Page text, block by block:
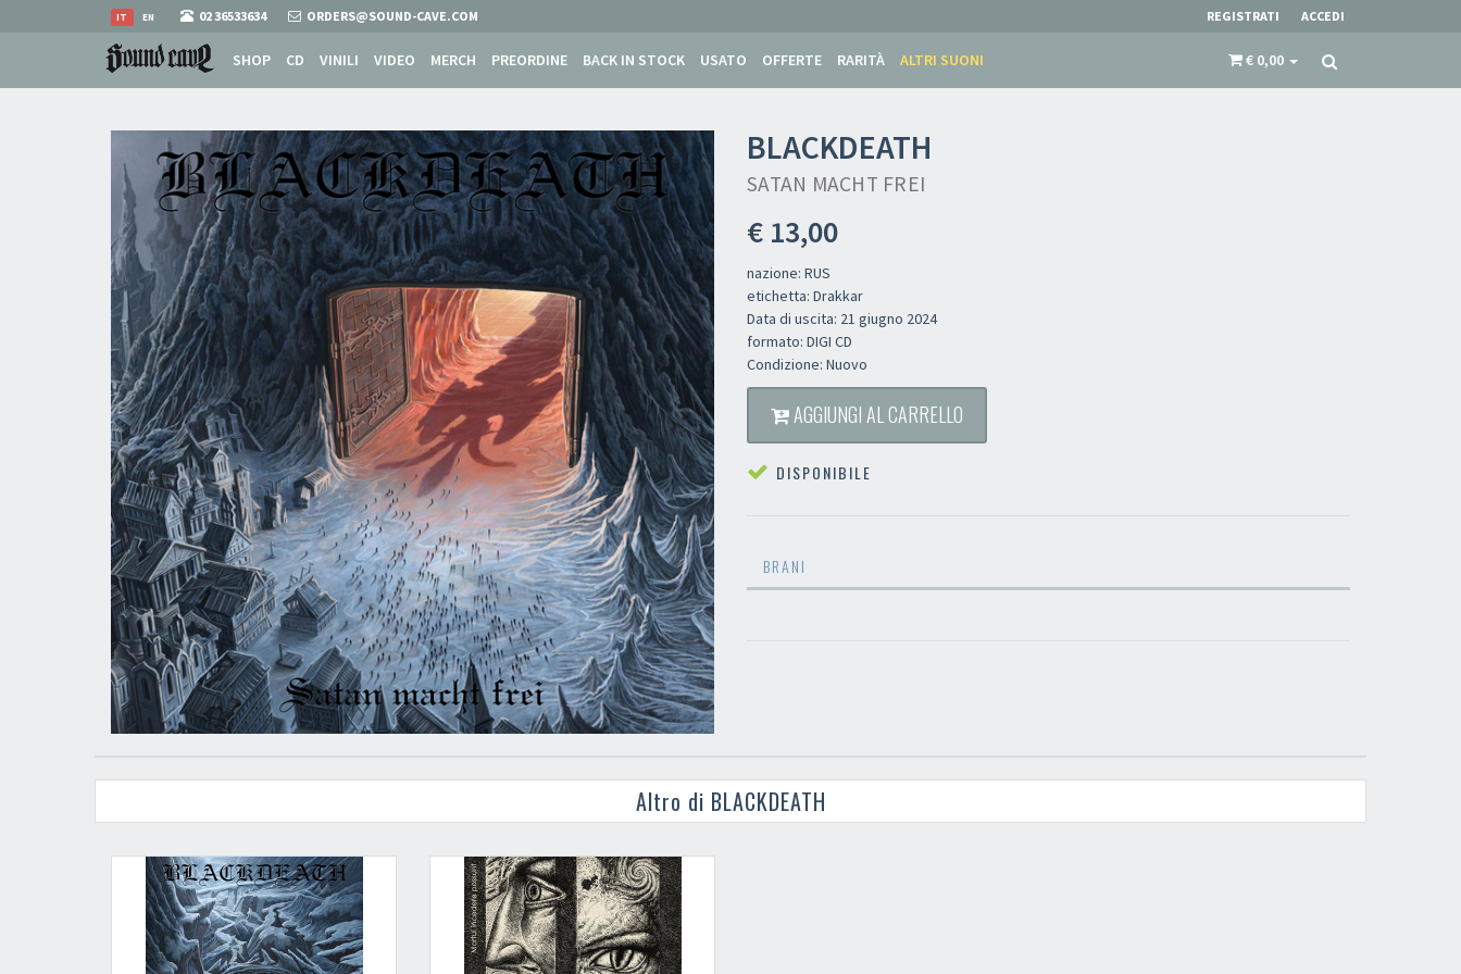
EN
IT 02 36533634 ORDERS@SOUND-CAVE.COM REGISTRATI ACCEDI
SHOP CD VINILI VIDEO MERCH PREORDINE BACK IN STOCK USATO OFFERTE RARITÀ ALTRI SUONI € 0,00
BLACKDEATH
SATAN MACHT FREI
€ 13,00
nazione: RUS
etichetta: Drakkar
Data di uscita: 21 giugno 2024
formato: DIGI CD
Condizione: Nuovo
AGGIUNGI AL CARRELLO
DISPONIBILE
BRANI
Altro di BLACKDEATH